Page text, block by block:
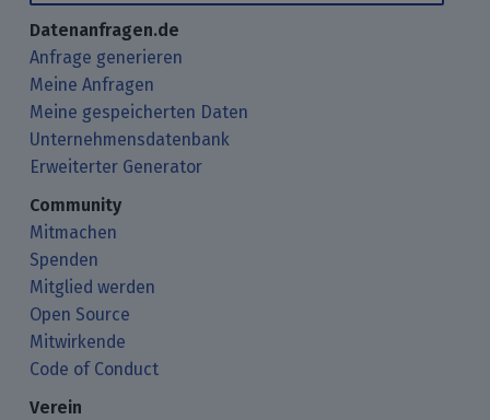
Datenanfragen.de
Anfrage generieren
Meine Anfragen
Meine gespeicherten Daten
Unternehmensdatenbank
Erweiterter Generator
Community
Mitmachen
Spenden
Mitglied werden
Open Source
Mitwirkende
Code of Conduct
Verein